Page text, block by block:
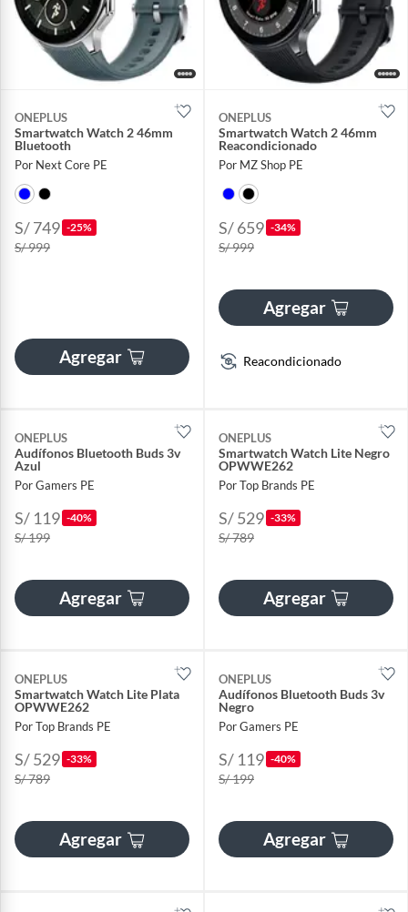
ONEPLUS
Smartwatch Watch 2 46mm
Bluetooth
Por Next Core PE
S/ 749 -25%
S/ 999
Agregar
ONEPLUS
Smartwatch Watch 2 46mm
Reacondicionado
Por MZ Shop PE
S/ 659 -34%
S/ 999
Agregar
Reacondicionado
ONEPLUS
Audífonos Bluetooth Buds 3v
Azul
Por Gamers PE
S/ 119 -40%
S/ 199
Agregar
ONEPLUS
Smartwatch Watch Lite Negro
OPWWE262
Por Top Brands PE
S/ 529 -33%
S/ 789
Agregar
ONEPLUS
Smartwatch Watch Lite Plata
OPWWE262
Por Top Brands PE
S/ 529 -33%
S/ 789
Agregar
ONEPLUS
Audífonos Bluetooth Buds 3v
Negro
Por Gamers PE
S/ 119 -40%
S/ 199
Agregar